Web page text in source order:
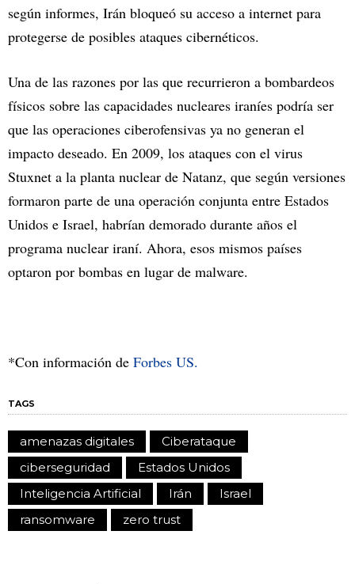
según informes, Irán bloqueó su acceso a internet para
protegerse de posibles ataques cibernéticos.
Una de las razones por las que recurrieron a bombardeos
físicos sobre las capacidades nucleares iraníes podría ser
que las operaciones ciberofensivas ya no generan el
impacto deseado. En 2009, los ataques con el virus
Stuxnet a la planta nuclear de Natanz, que según versiones
formaron parte de una operación conjunta entre Estados
Unidos e Israel, habrían demorado durante años el
programa nuclear iraní. Ahora, esos mismos países
optaron por bombas en lugar de malware.
*Con información de Forbes US.
TAGS
amenazas digitales
Ciberataque
ciberseguridad
Estados Unidos
Inteligencia Artificial
Irán
Israel
ransomware
zero trust